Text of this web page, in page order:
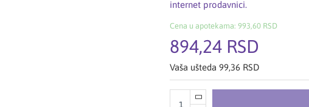
internet prodavnici.
894,24 RSD
Cena u apotekama: 993,60 RSD
Vaša ušteda 99,36 RSD